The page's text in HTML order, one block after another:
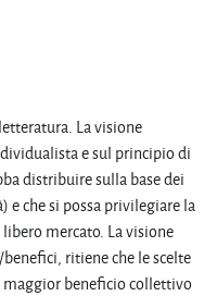
La visione
e sul principio di
distribuire sulla base dei
e che si possa privilegiare la
mercato. La visione
ritiene che le scelte
beneficio collettivo